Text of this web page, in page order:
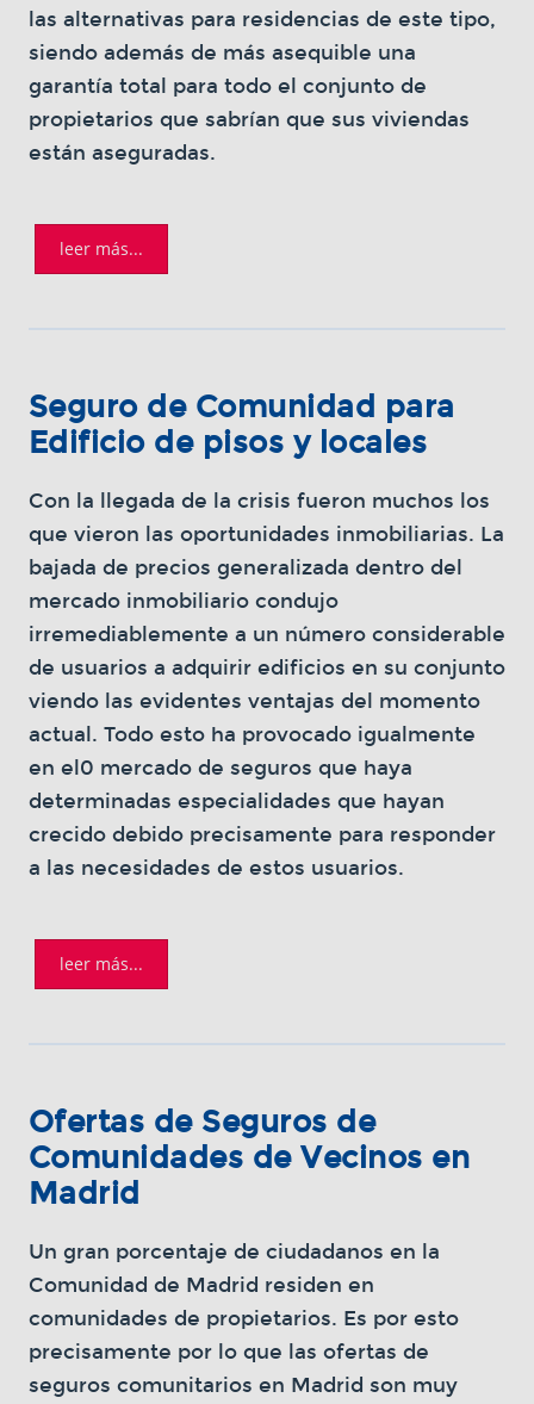
las alternativas para residencias de este tipo,
siendo además de más asequible una
garantía total para todo el conjunto de
propietarios que sabrían que sus viviendas
están aseguradas.
leer más...
Seguro de Comunidad para
Edificio de pisos y locales
Con la llegada de la crisis fueron muchos los
que vieron las oportunidades inmobiliarias. La
bajada de precios generalizada dentro del
mercado inmobiliario condujo
irremediablemente a un número considerable
de usuarios a adquirir edificios en su conjunto
viendo las evidentes ventajas del momento
actual. Todo esto ha provocado igualmente
en el0 mercado de seguros que haya
determinadas especialidades que hayan
crecido debido precisamente para responder
a las necesidades de estos usuarios.
leer más...
Ofertas de Seguros de
Comunidades de Vecinos en
Madrid
Un gran porcentaje de ciudadanos en la
Comunidad de Madrid residen en
comunidades de propietarios. Es por esto
precisamente por lo que las ofertas de
seguros comunitarios en Madrid son muy